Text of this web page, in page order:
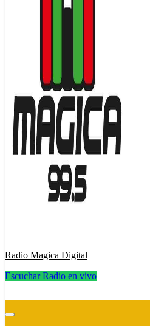
Radio Magica Digital
Escuchar Radio en vivo